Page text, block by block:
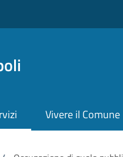
Vivere il Comune